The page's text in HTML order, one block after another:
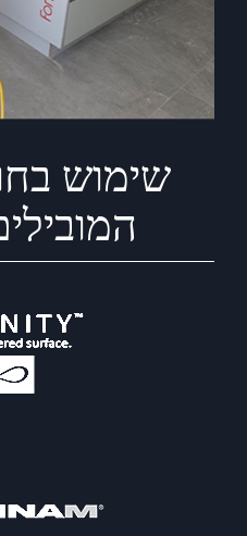
שימוש